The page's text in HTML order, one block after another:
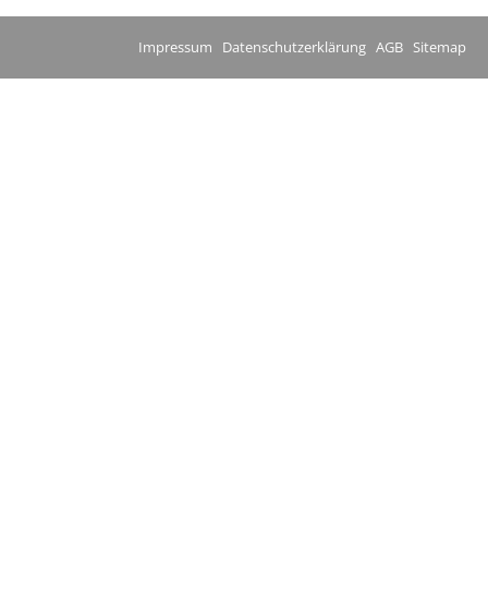
Impressum Datenschutzerklärung AGB Sitemap